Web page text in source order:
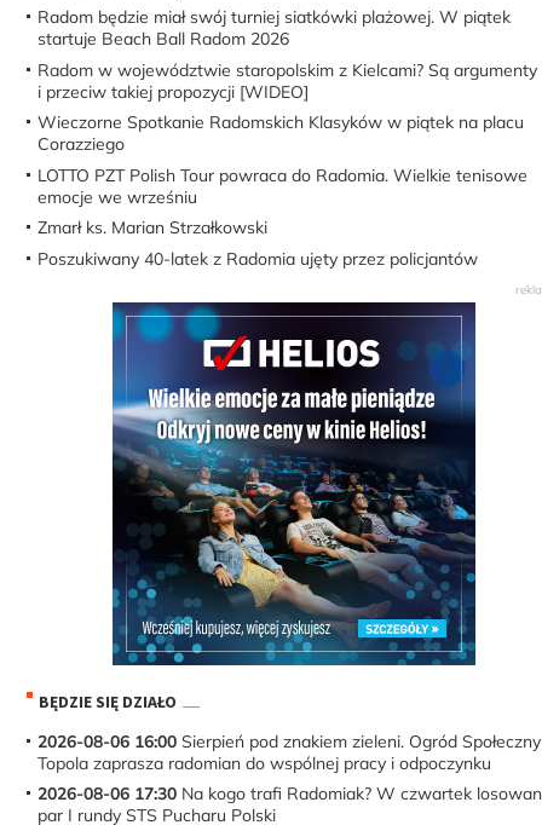
Radom będzie miał swój turniej siatkówki plażowej. W piątek
startuje Beach Ball Radom 2026
Radom w województwie staropolskim z Kielcami? Są argumenty
i przeciw takiej propozycji [WIDEO]
Wieczorne Spotkanie Radomskich Klasyków w piątek na placu
Corazziego
LOTTO PZT Polish Tour powraca do Radomia. Wielkie tenisowe
emocje we wrześniu
Zmarł ks. Marian Strzałkowski
Poszukiwany 40-latek z Radomia ujęty przez policjantów
BĘDZIE SIĘ DZIAŁO
2026-08-06 16:00 Sierpień pod znakiem zieleni. Ogród Społeczny
Topola zaprasza radomian do wspólnej pracy i odpoczynku
2026-08-06 17:30 Na kogo trafi Radomiak? W czwartek
par I rundy STS Pucharu Polski